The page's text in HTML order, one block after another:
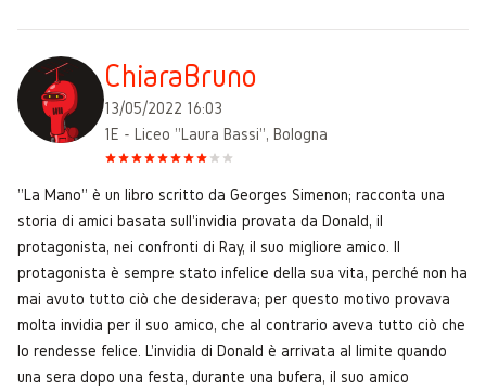
ChiaraBruno
13/05/2022 16:03
1E - Liceo "Laura Bassi", Bologna
"La Mano" è un libro scritto da Georges Simenon; racconta una
storia di amici basata sull'invidia provata da Donald, il
protagonista, nei confronti di Ray, il suo migliore amico. Il
protagonista è sempre stato infelice della sua vita, perché non ha
mai avuto tutto ciò che desiderava; per questo motivo provava
molta invidia per il suo amico, che al contrario aveva tutto ciò che
lo rendesse felice. L'invidia di Donald è arrivata al limite quando
una sera dopo una festa, durante una bufera, il suo amico